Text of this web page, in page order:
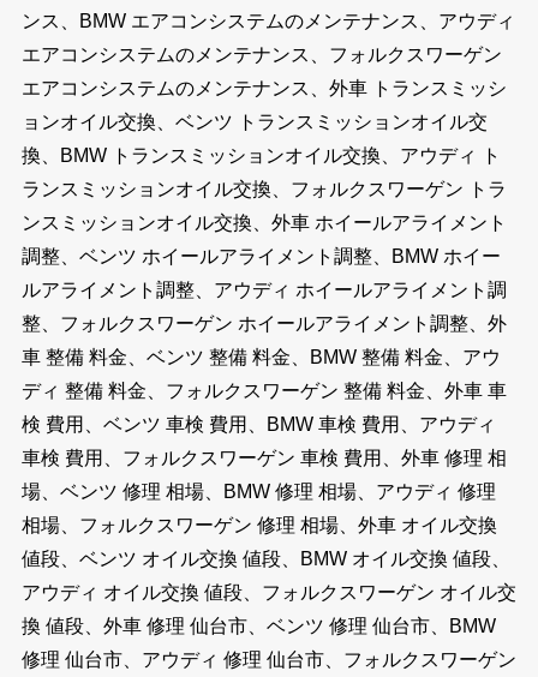
ンス、BMW エアコンシステムのメンテナンス、アウディ
エアコンシステムのメンテナンス、フォルクスワーゲン
エアコンシステムのメンテナンス、外車 トランスミッシ
ョンオイル交換、ベンツ トランスミッションオイル交
換、BMW トランスミッションオイル交換、アウディ ト
ランスミッションオイル交換、フォルクスワーゲン トラ
ンスミッションオイル交換、外車 ホイールアライメント
調整、ベンツ ホイールアライメント調整、BMW ホイー
ルアライメント調整、アウディ ホイールアライメント調
整、フォルクスワーゲン ホイールアライメント調整、外
車 整備 料金、ベンツ 整備 料金、BMW 整備 料金、アウ
ディ 整備 料金、フォルクスワーゲン 整備 料金、外車 車
検 費用、ベンツ 車検 費用、BMW 車検 費用、アウディ
車検 費用、フォルクスワーゲン 車検 費用、外車 修理 相
場、ベンツ 修理 相場、BMW 修理 相場、アウディ 修理
相場、フォルクスワーゲン 修理 相場、外車 オイル交換
値段、ベンツ オイル交換 値段、BMW オイル交換 値段、
アウディ オイル交換 値段、フォルクスワーゲン オイル交
換 値段、外車 修理 仙台市、ベンツ 修理 仙台市、BMW
修理 仙台市、アウディ 修理 仙台市、フォルクスワーゲン